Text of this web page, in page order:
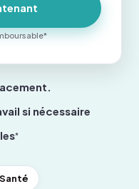
si nécessaire
*